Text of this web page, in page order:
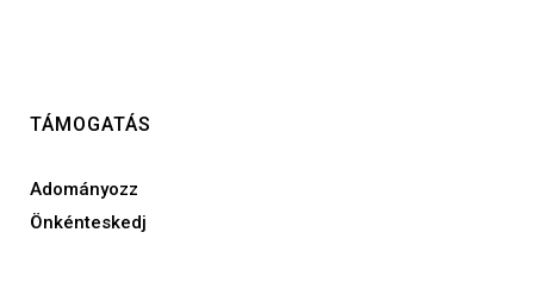
TÁMOGATÁS
Adományozz
Önkénteskedj